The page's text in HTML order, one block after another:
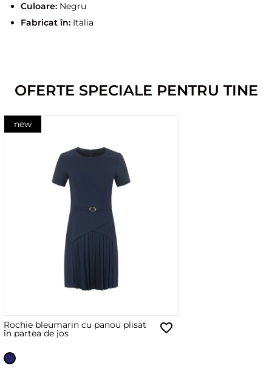
Culoare:Negru
Fabricat în:Italia
OFERTE SPECIALE PENTRU TINE
new
Rochie bleumarin cu panou plisat
în partea de jos